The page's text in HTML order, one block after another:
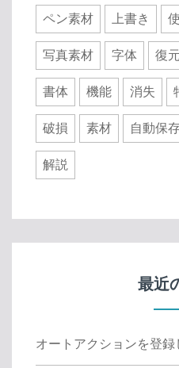
ペン素材 上書き
写真素材 字体 復元
書体 機能 消失
破損 素材 自動保
解説
最近
オートアクションを登録